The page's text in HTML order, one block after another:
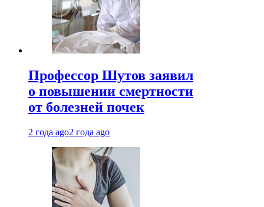
Профессор Шутов заявил
о повышении смертности
от болезней почек
2 года ago2 года ago